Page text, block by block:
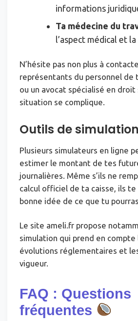
informations
Ta médecine du
l’aspect médical et
N’hésite pas non plus à
représentants du personnel de
ou un avocat spécialisé en droit
situation se complique.
Outils de simulation
Plusieurs simulateurs en ligne
estimer le montant de tes
journalières. Même s’ils ne
calcul officiel de ta caisse, ils
bonne idée de ce que tu
Le site ameli.fr propose
simulation qui prend en
évolutions réglementaires et
vigueur.
FAQ : Questions
fréquentes